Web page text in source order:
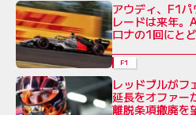
アウディ、F1
レードは来年。
ロナの1回にと
F1
レッドブルがフ
延長をオファー
離脱条項撤廃を